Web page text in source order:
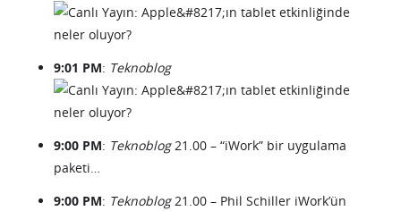
9:01 PM: Teknoblog
9:00 PM: Teknoblog21.00 – “iWork” bir uygulama
paketi…
9:00 PM: Teknoblog21.00 – Phil Schiller iWork’ün